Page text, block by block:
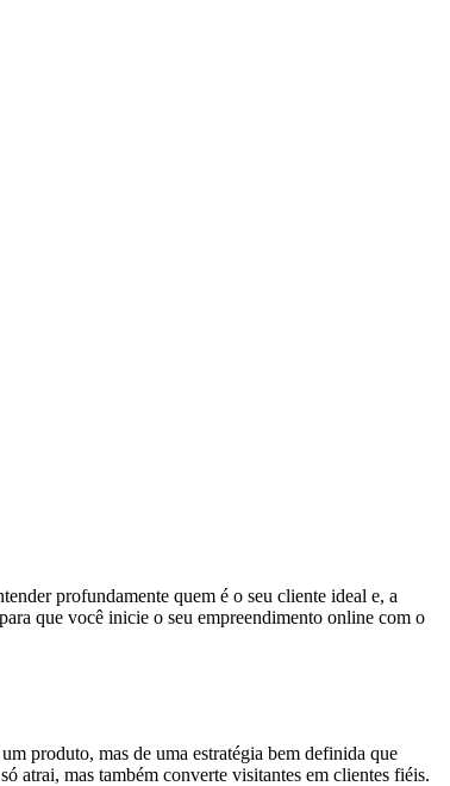
profundamente quem é o seu cliente ideal e, a
que você inicie o seu empreendimento online com o
produto, mas de uma estratégia bem definida que
atrai, mas também converte visitantes em clientes fiéis.